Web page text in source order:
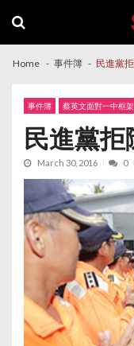
navigation
content
Home 事件簿 民進黨
事件簿 蔡英文面對一中框架
民進黨
March 30, 2016 0